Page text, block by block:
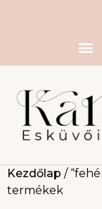
Kezdőlap /
termékek